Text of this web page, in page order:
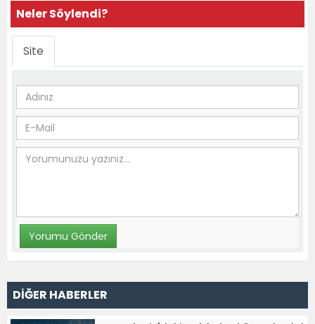
Neler Söylendi?
Site
DİĞER HABERLER